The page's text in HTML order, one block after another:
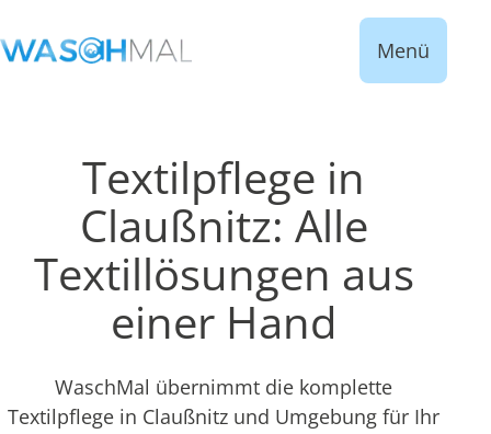
Menü
Textilpflege in
Claußnitz: Alle
Textillösungen aus
einer Hand
WaschMal übernimmt die komplette
Textilpflege in Claußnitz und Umgebung für Ihr